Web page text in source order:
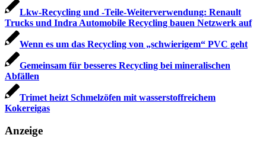
Lkw-Recycling und -Teile-Weiterverwendung: Renault
Trucks und Indra Automobile Recycling bauen Netzwerk auf
Wenn es um das Recycling von „schwierigem“ PVC geht
Gemeinsam für besseres Recycling bei mineralischen
Abfällen
Trimet heizt Schmelzöfen mit wasserstoffreichem
Kokereigas
Anzeige